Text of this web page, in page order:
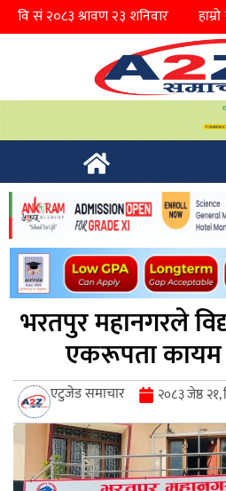
भरतपुर महानगरले
एकरूपता कायम
एटुजेड समाचार २०८३ जेष्ठ २१,